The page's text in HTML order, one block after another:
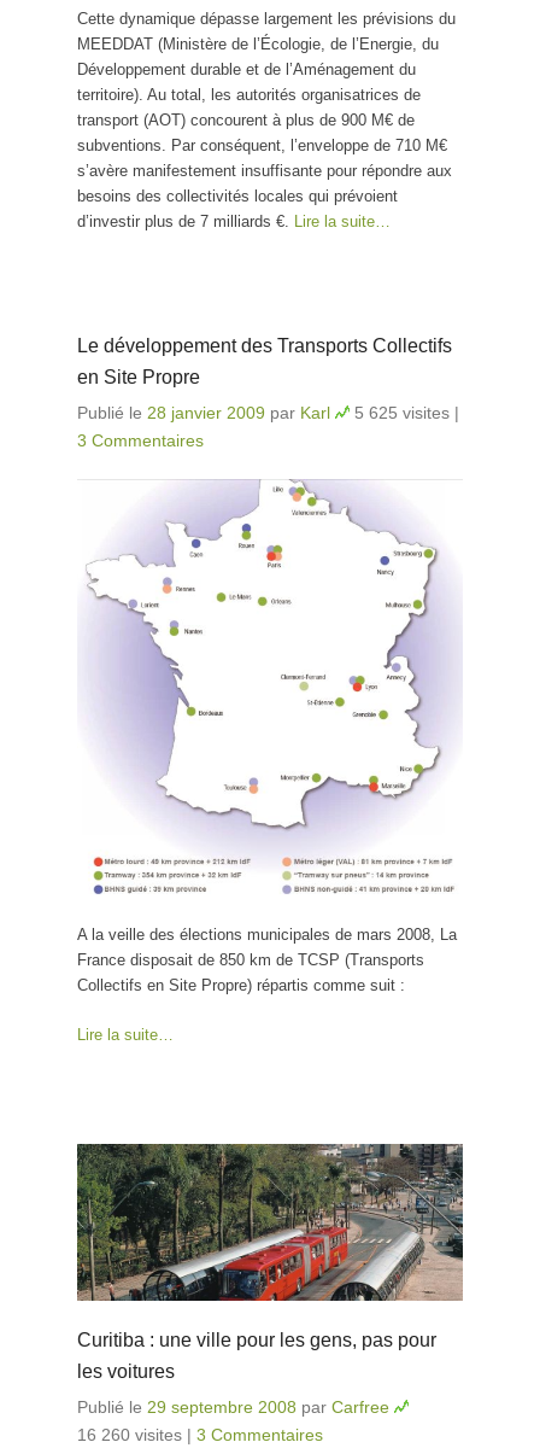
Cette dynamique dépasse largement les prévisions du
MEEDDAT (Ministère de l’Écologie, de l’Energie, du
Développement durable et de l’Aménagement du
territoire). Au total, les autorités organisatrices de
transport (AOT) concourent à plus de 900 M€ de
subventions. Par conséquent, l’enveloppe de 710 M€
s’avère manifestement insuffisante pour répondre aux
besoins des collectivités locales qui prévoient
d’investir plus de 7 milliards €.
Lire la suite…
Le développement des Transports Collectifs
en Site Propre
Publié le 28 janvier 2009 par Karl 5 625 visites |
3 Commentaires
A la veille des élections municipales de mars 2008, La
France disposait de 850 km de TCSP (Transports
Collectifs en Site Propre) répartis comme suit :
Lire la suite…
Curitiba : une ville pour les gens, pas pour
les voitures
Publié le 29 septembre 2008 par Carfree
16 260 visites | 3 Commentaires